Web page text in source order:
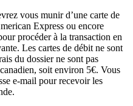
vous munir d’une carte de
Express ou encore
procéder à la transaction en
Les cartes de débit ne sont
du dossier ne sont pas
soit environ 5€. Vous
e-mail pour recevoir les